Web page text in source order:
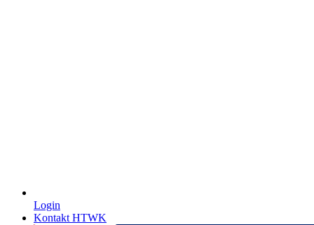
Login
Kontakt HTWK